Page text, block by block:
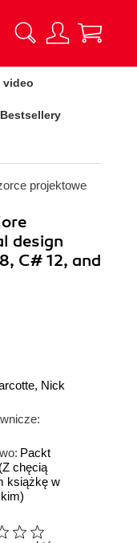
video
Bestsellery
projektowe
design
C# 12, and
, Nick
Packt
(Z chęcią
książkę w